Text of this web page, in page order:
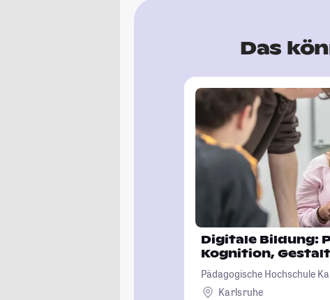
Das
Digitale Bildung:
Kognition,
Pädagogische Hochschule
Karlsruhe